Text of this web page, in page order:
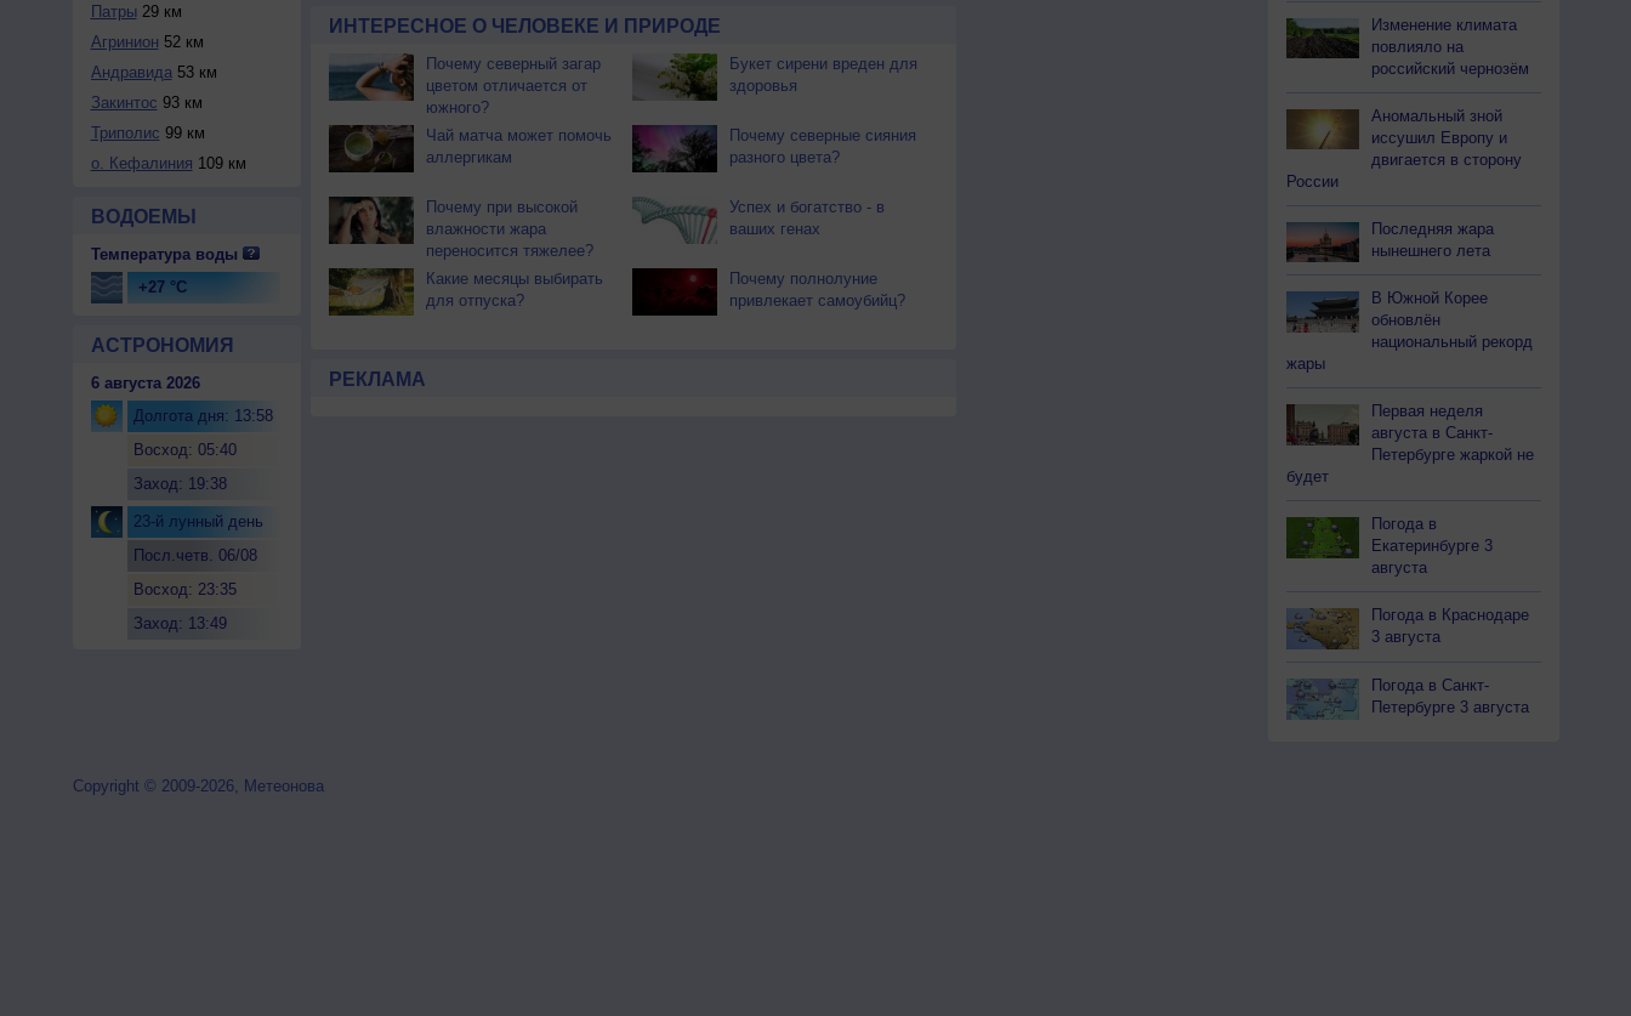
Патры29 км
Агринион 52 км
Андравида53 км
Закинтос 93 км
Триполис 99 км
о. Кефалиния 109 км
ВОДОЕМЫ
Температура воды
+27 °C
АСТРОНОМИЯ
6 августа 2026
Долгота дня: 13:58
Восход: 05:40
Заход: 19:38
23-й лунный день
Посл.четв. 06/08
Восход: 23:35
Заход: 13:49
ИНТЕРЕСНОЕ О ЧЕЛОВЕКЕ И ПРИРОДЕ
Почему северный загар
цветом отличается от
южного?
Букет сирени вреден для
здоровья
Чай матча может помочь
аллергикам
Почему северные сияния
разного цвета?
Почему при высокой
влажности жара
переносится тяжелее?
Успех и богатство - в
ваших генах
Какие месяцы выбирать
для отпуска?
Почему полнолуние
привлекает самоубийц?
РЕКЛАМА
Изменение климата
повлияло на
российский чернозём
Аномальный зной
иссушил Европу и
двигается в сторону
России
Последняя жара
нынешнего лета
В Южной Корее
обновлён
национальный рекорд
жары
Первая неделя
августа в Санкт-
Петербурге жаркой не
будет
Погода в
Екатеринбурге 3
августа
Погода в Краснодаре
3 августа
Погода в Санкт-
Петербурге 3 августа
Copyright © 2009-2026, Метеонова